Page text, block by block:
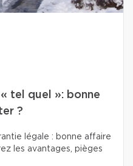
tel quel »: bonne
?
légale : bonne affaire
les avantages, pièges